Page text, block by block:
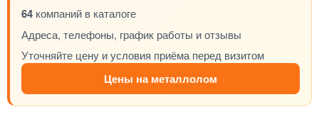
64 компаний в каталоге
Адреса, телефоны, график работы и отзывы
Уточняйте цену и условия приёма перед визитом
Цены на металлолом